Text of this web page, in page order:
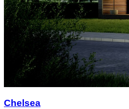
Chelsea